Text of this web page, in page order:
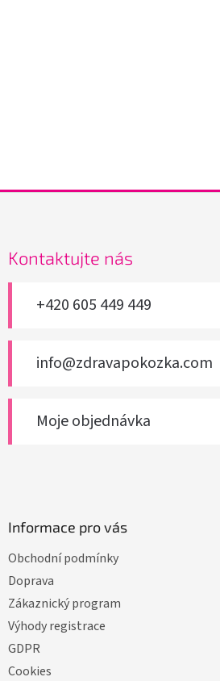
Kontaktujte nás
+420 605 449 449
info@zdravapokozka.com
Moje objednávka
Informace pro vás
Obchodní podmínky
Doprava
Zákaznický program
Výhody registrace
GDPR
Cookies